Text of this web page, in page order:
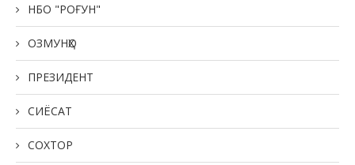
НБО "РОҒУН"
ОЗМУНҲО
ПРЕЗИДЕНТ
СИЁСАТ
СОХТОР